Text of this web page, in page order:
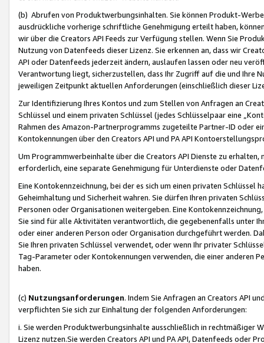
(b) Abrufen von Produktwerbungsinhalten. Sie können Produkt-
ausdrückliche vorherige schriftliche Genehmigung erteilt haben,
wir über die Creators API Feeds zur Verfügung stellen. Wenn Sie
Nutzung von Datenfeeds dieser Lizenz. Sie erkennen an, dass wir
API oder Datenfeeds jederzeit ändern, auslaufen lassen oder neu
Verantwortung liegt, sicherzustellen, dass Ihr Zugriff auf die und Ihre
jeweiligen Zeitpunkt aktuellen Anforderungen (einschließlich dieser
Zur Identifizierung Ihres Kontos und zum Stellen von Anfragen an
Schlüssel und einem privaten Schlüssel (jedes Schlüsselpaar eine
Rahmen des Amazon-Partnerprogramms zugeteilte Partner-ID oder
Kontokennungen über den Creators API und PA API
Um Programmwerbeinhalte über die Creators API Dienste zu
erforderlich, eine separate Genehmigung für Unterdienste oder
Eine Kontokennzeichnung, bei der es sich um einen privaten
Geheimhaltung und Sicherheit wahren. Sie dürfen Ihren privaten
Personen oder Organisationen weitergeben. Eine
Sie sind für alle Aktivitäten verantwortlich, die gegebenenfalls unter
oder einer anderen Person oder Organisation durchgeführt werden.
Sie Ihren privaten Schlüssel verwendet, oder wenn Ihr privater
Tag-Parameter oder Kontokennungen verwenden, die einer anderen
haben.
(c) Nutzungsanforderungen. Indem Sie Anfragen an Creators API
verpflichten Sie sich zur Einhaltung der folgenden Anforderungen:
i. Sie werden Produktwerbungsinhalte ausschließlich in rechtmäßiger
Lizenz nutzen.Sie werden Creators API und PA API, Datenfeeds oder